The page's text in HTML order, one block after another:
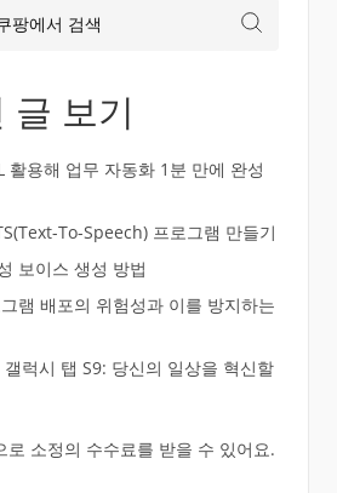
글 보기
활용해 업무 자동화 1분 만에 완성
To-Speech) 프로그램 만들기
보이스 생성 방법
램 배포의 위험성과 이를 방지하는
럭시 탭 S9: 당신의 일상을 혁신할
로 소정의 수수료를 받을 수 있어요.